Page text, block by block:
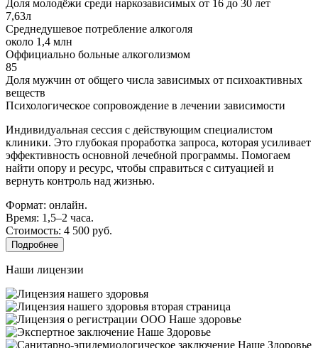
Доля молодёжи среди наркозависимых от 16 до 30 лет
7,63л
Среднедушевое потребление алкоголя
около 1,4 млн
Оффициально больные алкоголизмом
85
Доля мужчин от общего числа зависимых от психоактивных
веществ
Психологическое сопровождение в лечении зависимости
Индивидуальная сессия с действующим специалистом
клиники. Это глубокая проработка запроса, которая усиливает
эффективность основной лечебной программы. Помогаем
найти опору и ресурс, чтобы справиться с ситуацией и
вернуть контроль над жизнью.
Формат: онлайн.
Время: 1,5–2 часа.
Стоимость: 4 500 руб.
Подробнее
Наши лицензии